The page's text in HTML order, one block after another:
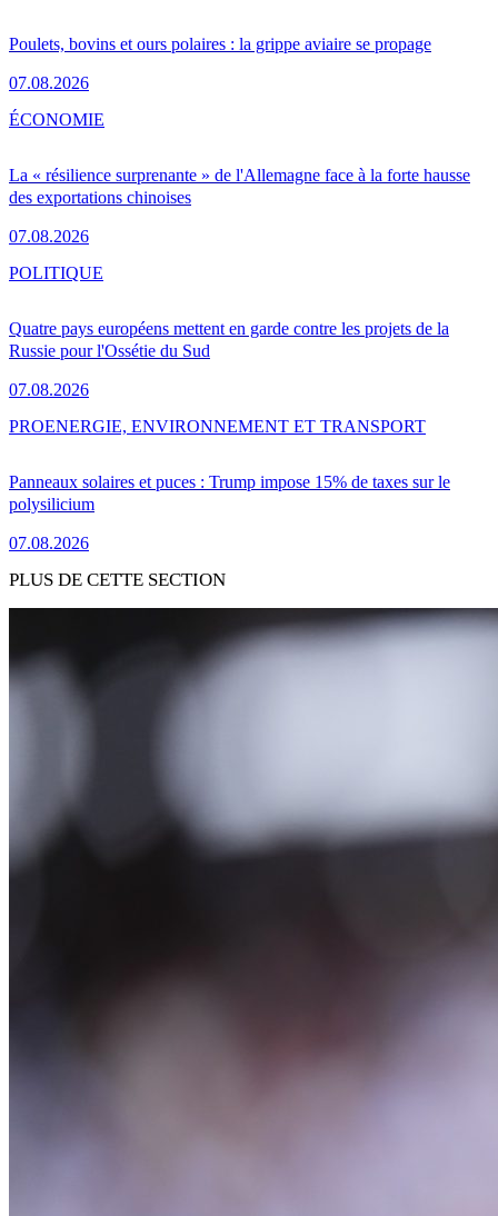
Poulets, bovins et ours polaires : la grippe aviaire se propage
07.08.2026
La « résilience surprenante » de l'Allemagne face à la forte hausse
des exportations chinoises
07.08.2026
ÉCONOMIE
Quatre pays européens mettent en garde contre les projets de la
Russie pour l'Ossétie du Sud
07.08.2026
POLITIQUE
Panneaux solaires et puces : Trump impose 15% de taxes sur le
polysilicium
07.08.2026
PROENERGIE, ENVIRONNEMENT ET TRANSPORT
PLUS DE CETTE SECTION